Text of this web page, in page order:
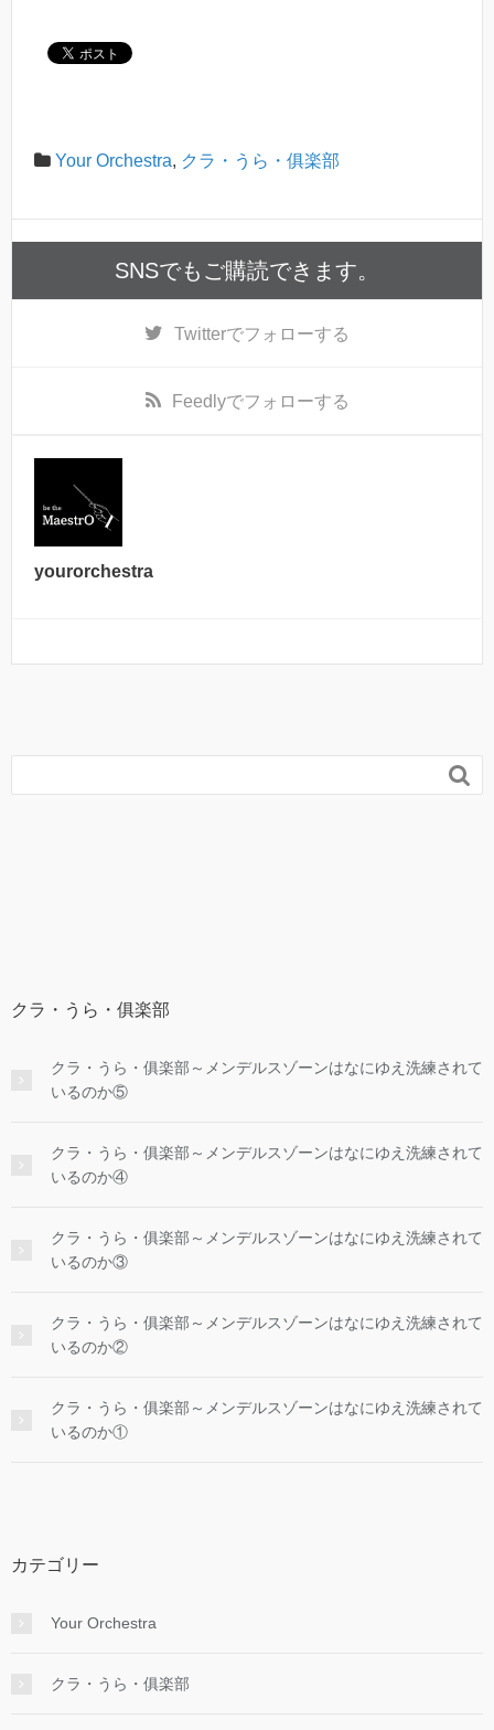
c
o
k
tt
Your Orchestra, クラ・うら・俱楽部
SNSでもご購読できます。
Twitterでフォローする
Feedlyでフォローする
yourorchestra

クラ・うら・俱楽部
クラ・うら・俱楽部～メンデルスゾーンはなにゆえ洗練されて
いるのか⑤
クラ・うら・俱楽部～メンデルスゾーンはなにゆえ洗練されて
いるのか④
クラ・うら・俱楽部～メンデルスゾーンはなにゆえ洗練されて
いるのか③
クラ・うら・俱楽部～メンデルスゾーンはなにゆえ洗練されて
いるのか②
クラ・うら・俱楽部～メンデルスゾーンはなにゆえ洗練されて
いるのか①
カテゴリー
Your Orchestra
クラ・うら・俱楽部